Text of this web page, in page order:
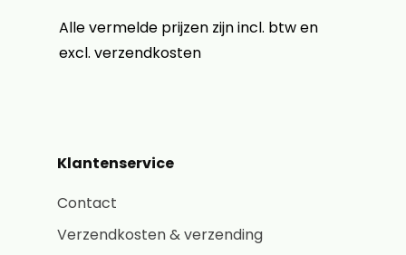
Alle vermelde prijzen zijn incl. btw en
excl. verzendkosten
Klantenservice
Contact
Verzendkosten & verzending